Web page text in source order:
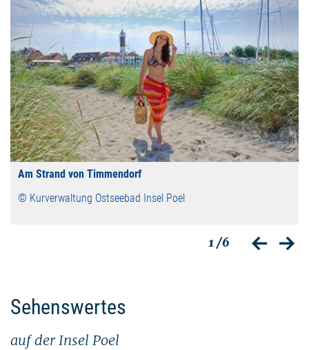
zurück vor
Am Strand von Timmendorf
© Kurverwaltung Ostseebad Insel Poel
1/6
Sehenswertes
auf der Insel Poel